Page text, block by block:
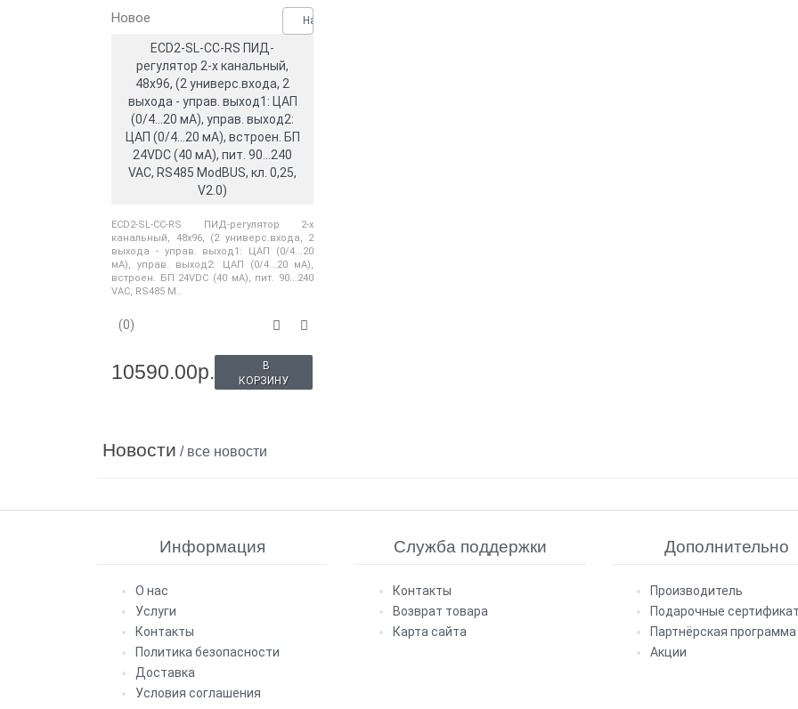
Новое Нашли дешевле?
ECD2-SL-CC-RS ПИД-
регулятор 2-х канальный,
48x96, (2 универс.входа, 2
выхода - управ. выход1: ЦАП
(0/4...20 мА), управ. выход2:
ЦАП (0/4...20 мА), встроен. БП
24VDC (40 мА), пит. 90...240
VAC, RS485 ModBUS, кл. 0,25,
V2.0)
ECD2-SL-CC-RS ПИД-регулятор 2-х
канальный, 48x96, (2 универс.входа, 2
выхода - управ. выход1: ЦАП (0/4...20
мА), управ. выход2: ЦАП (0/4...20 мА),
встроен. БП 24VDC (40 мА), пит. 90...240
VAC, RS485 M..
(0)
10590.00р.
В
КОРЗИНУ
Новости / все новости
Информация
О нас
Услуги
Контакты
Политика безопасности
Доставка
Условия соглашения
Служба поддержки
Контакты
Возврат товара
Карта сайта
Дополнительно
Производитель
Подарочные
Партнёрская программа
Акции